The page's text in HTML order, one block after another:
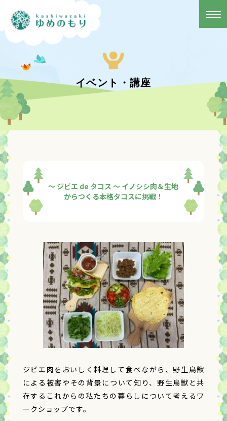
イベント・講座
～ ジビエ de タコス ～ イノシシ肉＆生地
からつくる本格タコスに挑戦！
ジビエ肉をおいしく料理して食べながら、野生鳥獣
による被害やその背景について知り、野生鳥獣と共
存するこれからの私たちの暮らしについて考えるワ
ークショップです。